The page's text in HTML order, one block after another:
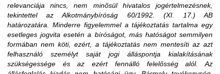
relevanciája nincs, nem minősül hivatalos jogértelmezésnek,
tekintettel az Alkotmánybíróság 60/1992. (XI. 17.) AB
határozatára. Minderre figyelemmel a tájékoztatás tartalma egy
esetleges jogvita esetén a bíróságot, más hatóságot semmilyen
formában nem köti, ezért, a tájékoztatás nem mentesíti az azt
felhasználó személyt saját jogi álláspontja kialakításának
szükségessége és az ezért fennálló felelősség alól. Az
A közzétételtől számított ötödik év leteltekor. A tevékenység
korlátozásra utaló határozati részt hamarabb is el lehet
távolítani, amennyiben az ügyfél igazolja, hogy a korlátozás